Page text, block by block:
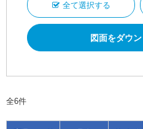
全て選択する
全6件